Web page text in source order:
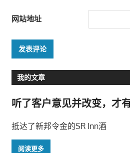
网站地址
我的文章
听了客户意见并改变，才
抵达了新邦令金的SR Inn酒
阅读更多